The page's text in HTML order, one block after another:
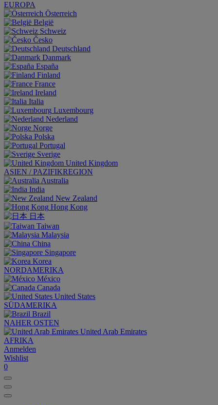
EUROPA
Österreich
België
Schweiz
Česko
Deutschland
Danmark
España
Finland
France
Ireland
Italia
Luxembourg
Nederland
Norge
Polska
Portugal
Sverige
United Kingdom
ASIEN / PAZIFIKREGION
Australia
India
New Zealand
Hong Kong
日本
Taiwan
Malaysia
China
Singapore
Korea
NORDAMERIKA
México
Canada
United States
SÜDAMERIKA
Brazil
NAHER OSTEN
United Arab Emirates
AFRIKA
Anmelden
Wishlist
0